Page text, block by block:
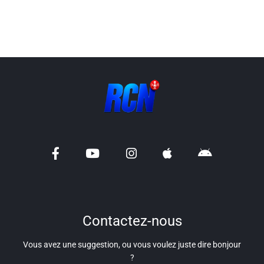
MEDIAS
Ecrire à RCN
Contactez-nous
Vous avez une suggestion, ou vous voulez juste dire bonjour
?